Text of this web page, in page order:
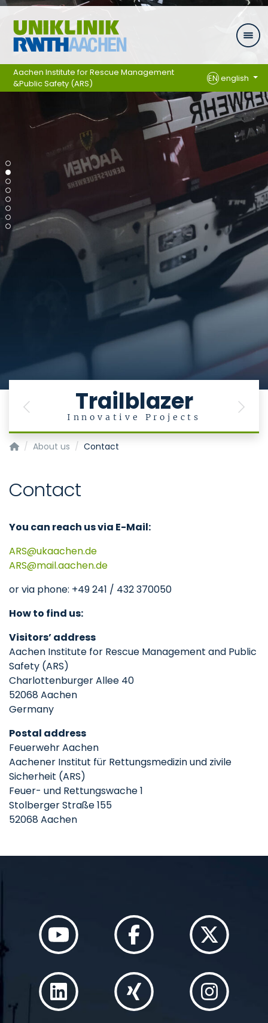
Skip navigation
Trailblazer
Innovative Projects
Previous Next
Aachen Institute for Rescue Management
&Public Safety (ARS)
EN english
Aachen Institute for Rescue Management &Public Safety
About us Contact
Contact
You can reach us via E-Mail:
ARS
ukaachende
ARS
mail.aachende
or via phone: +49 241 / 432 370050
How to find us:
Visitors’ address
Aachen Institute for Rescue Management and Public
Safety (ARS)
Charlottenburger Allee 40
52068 Aachen
Germany
Postal address
Feuerwehr Aachen
Aachener Institut für Rettungsmedizin und zivile
Sicherheit (ARS)
Feuer- und Rettungswache 1
Stolberger Straße 155
52068 Aachen